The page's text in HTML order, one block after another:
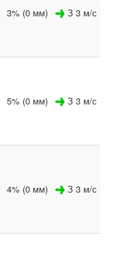
3% (0 мм) З 3 м/с
5% (0 мм) З 3 м/с
4% (0 мм) З 3 м/с